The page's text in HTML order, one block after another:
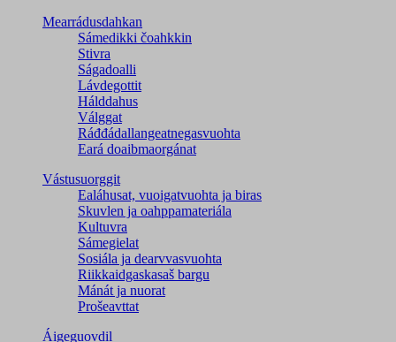
Mearrádusdahkan
Sámedikki čoahkkin
Stivra
Ságadoalli
Lávdegottit
Hálddahus
Válggat
Ráđđádallangeatnegas­vuohta
Eará doaibmaorgánat
Vástusuorggit
Ealáhusat, vuoigatvuohta ja biras
Skuvlen ja oahppamateriála
Kultuvra
Sámegielat
Sosiála ja dearvvasvuohta
Riikkaidgaskasaš bargu
Mánát ja nuorat
Prošeavttat
Áigeguovdil